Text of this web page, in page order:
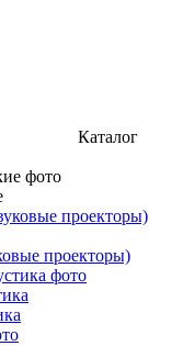
Каталог
проекторы)